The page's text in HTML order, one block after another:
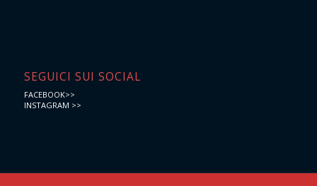
SEGUICI SUI SOCIAL
FACEBOOK>>
INSTAGRAM >>